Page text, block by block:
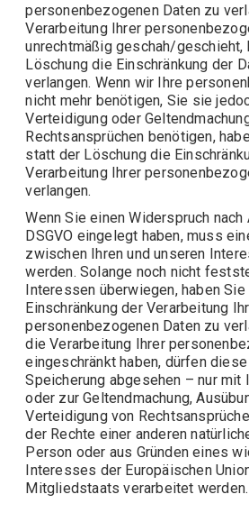
personenbezogenen Daten zu
Verarbeitung Ihrer
unrechtmäßig geschah/geschieht,
Löschung die Einschränkung der
verlangen. Wenn wir Ihre
nicht mehr benötigen, Sie sie
Verteidigung oder
Rechtsansprüchen benötigen,
statt der Löschung die
Verarbeitung Ihrer
verlangen.
Wenn Sie einen Widerspruch nach
DSGVO eingelegt haben, muss
zwischen Ihren und unseren
werden. Solange noch nicht
Interessen überwiegen, haben Sie
Einschränkung der Verarbeitung
personenbezogenen Daten zu
die Verarbeitung Ihrer
eingeschränkt haben, dürfen
Speicherung abgesehen – nur mit
oder zur Geltendmachung,
Verteidigung von
der Rechte einer anderen
Person oder aus Gründen eines
Interesses der Europäischen
Mitgliedstaats verarbeitet werden.